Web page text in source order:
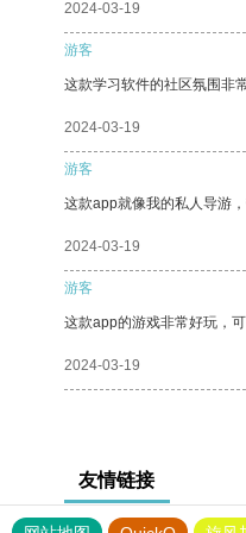
2024-03-19
游客
这款学习软件的社区氛围非
2024-03-19
游客
这款app就像我的私人导游
2024-03-19
游客
这款app的游戏非常好玩，可
2024-03-19
友情链接